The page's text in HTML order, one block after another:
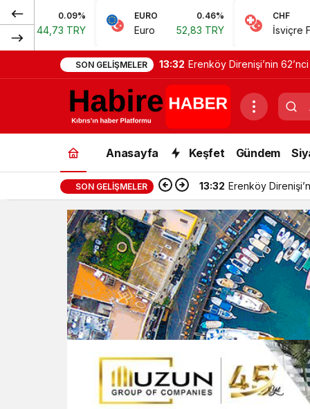
EURO 0.46%
Euro 52,83 TRY
0.62%
İsviçre Frangı 57,38 TRY
SON GELIŞMELER 13:32 Erenköy Direnişi’nin
Anasayfa Keşfet Gündem
SON GELIŞMELER 13:32 Erenköy